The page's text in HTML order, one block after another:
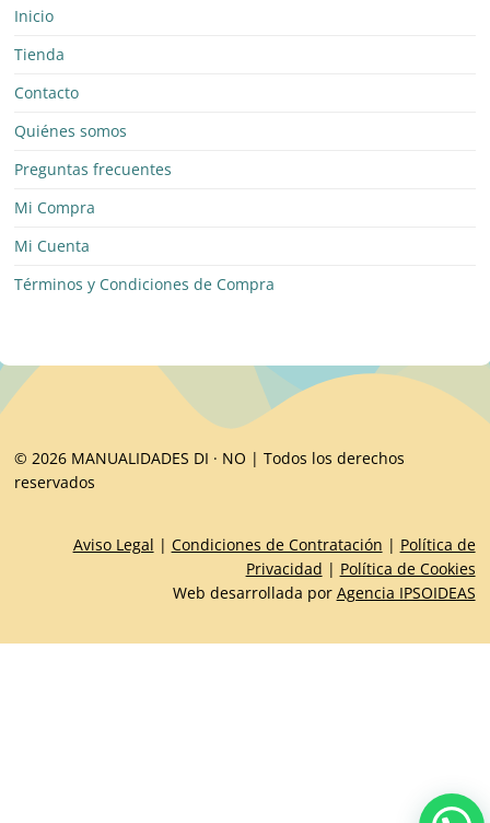
Inicio
Tienda
Contacto
Quiénes somos
Preguntas frecuentes
Mi Compra
Mi Cuenta
Términos y Condiciones de Compra
© 2026 MANUALIDADES DI · NO | Todos los derechos
reservados
Aviso Legal | Condiciones de Contratación | Política de
Privacidad | Política de Cookies
Web desarrollada por Agencia IPSOIDEAS